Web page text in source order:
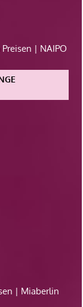
| NAIPO
| Miaberlin